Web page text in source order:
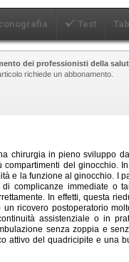
Test
dei professionisti della
richiede un abbonamento.
chirurgia in pieno sviluppo
del ginocchio.
e la funzione al ginocchio. I
complicanze immediate o
In effetti, questa
ricovero postoperatorio
assistenziale o in
senza zoppia e
attivo del quadricipite e una